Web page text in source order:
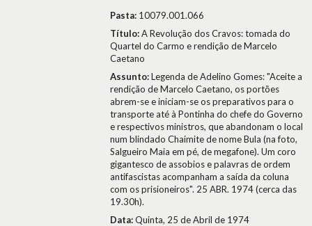
Pasta: 10079.001.066
Título:A Revolução dos Cravos: tomada do
Quartel do Carmo e rendição de Marcelo
Caetano
Assunto:Legenda de Adelino Gomes: "Aceite a
rendição de Marcelo Caetano, os portões
abrem-se e iniciam-se os preparativos para o
transporte até à Pontinha do chefe do Governo
e respectivos ministros, que abandonam o local
num blindado Chaimite de nome Bula (na foto,
Salgueiro Maia em pé, de megafone). Um coro
gigantesco de assobios e palavras de ordem
antifascistas acompanham a saída da coluna
com os prisioneiros". 25 ABR. 1974 (cerca das
19.30h).
Data:Quinta, 25 de Abril de 1974